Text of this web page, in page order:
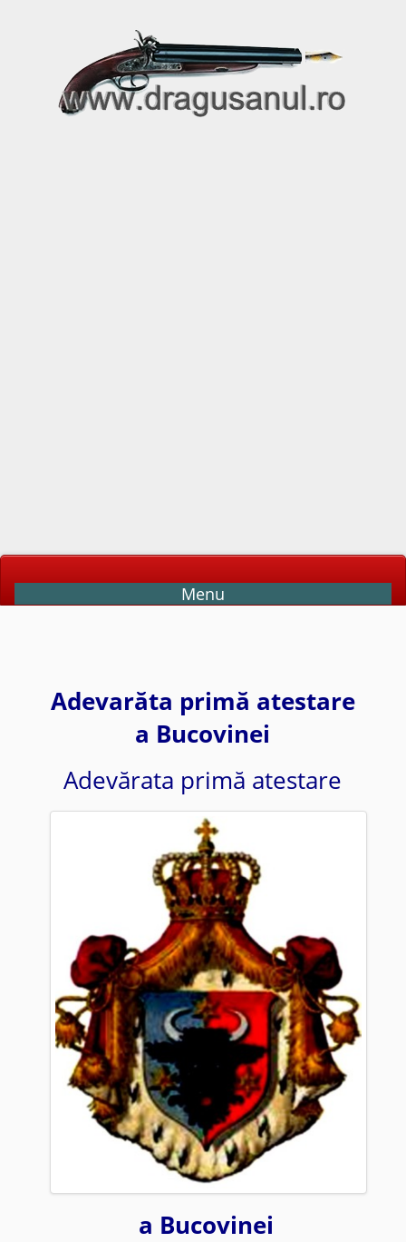
Menu
Adevarăta primă atestare
a Bucovinei
Adevărata primă atestare
a Bucovinei